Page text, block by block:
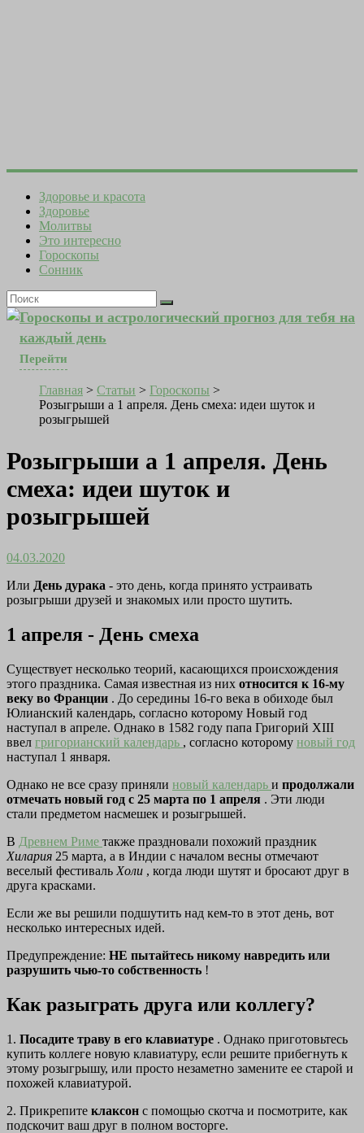
Здоровье и красота
Здоровье
Молитвы
Это интересно
Гороскопы
Сонник
Гороскопы и астрологический прогноз для тебя на
каждый день
Перейти
Главная > Статьи > Гороскопы >
Розыгрыши а 1 апреля. День смеха: идеи шуток и
розыгрышей
Розыгрыши а 1 апреля. День
смеха: идеи шуток и
розыгрышей
04.03.2020
Или День дурака - это день, когда принято устраивать
розыгрыши друзей и знакомых или просто шутить.
1 апреля - День смеха
Существует несколько теорий, касающихся происхождения
этого праздника. Самая известная из них относится к 16-му
веку во Франции . До середины 16-го века в обиходе был
Юлианский календарь, согласно которому Новый год
наступал в апреле. Однако в 1582 году папа Григорий XIII
ввел григорианский календарь , согласно которому новый год
наступал 1 января.
Однако не все сразу приняли новый календарь и продолжали
отмечать новый год с 25 марта по 1 апреля . Эти люди
стали предметом насмешек и розыгрышей.
В Древнем Риме также праздновали похожий праздник
Хилария 25 марта, а в Индии с началом весны отмечают
веселый фестиваль Холи , когда люди шутят и бросают друг в
друга красками.
Если же вы решили подшутить над кем-то в этот день, вот
несколько интересных идей.
Предупреждение: НЕ пытайтесь никому навредить или
разрушить чью-то собственность !
Как разыграть друга или коллегу?
1. Посадите траву в его клавиатуре . Однако приготовьтесь
купить коллеге новую клавиатуру, если решите прибегнуть к
этому розыгрышу, или просто незаметно замените ее старой и
похожей клавиатурой.
2. Прикрепите клаксон с помощью скотча и посмотрите, как
подскочит ваш друг в полном восторге.